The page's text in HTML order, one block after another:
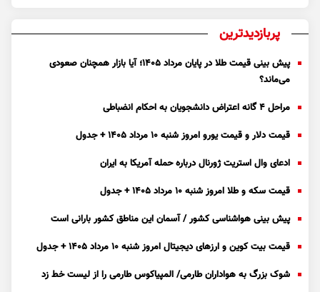
پربازدیدترین
پیش بینی قیمت طلا در پایان مرداد 1405؛ آیا بازار همچنان صعودی
می‌ماند؟
مراحل ۴ گانه اعتراض دانشجویان به احکام انضباطی
قیمت دلار و قیمت یورو امروز شنبه ۱۰ مرداد ۱۴۰۵ + جدول
ادعای وال استریت ژورنال درباره حمله آمریکا به ایران
قیمت سکه و طلا امروز شنبه ۱۰ مرداد ۱۴۰۵ + جدول
پیش بینی هواشناسی کشور / آسمان این مناطق کشور بارانی است
قیمت بیت کوین و ارز‌های دیجیتال امروز شنبه ۱۰ مرداد ۱۴۰۵ + جدول
شوک بزرگ به هواداران طارمی/ المپیاکوس طارمی را از لیست خط زد